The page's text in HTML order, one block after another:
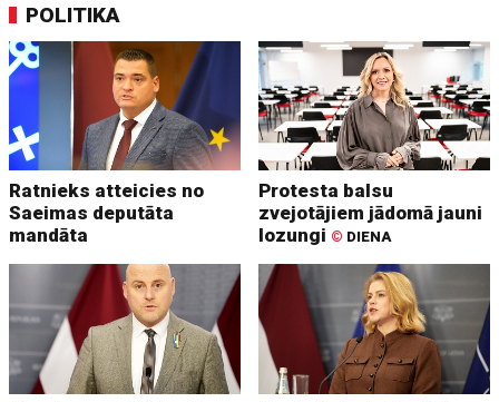
POLITIKA
Ratnieks atteicies no
Saeimas deputāta
mandāta
Protesta balsu
zvejotājiem jādomā jauni
lozungi © DIENA